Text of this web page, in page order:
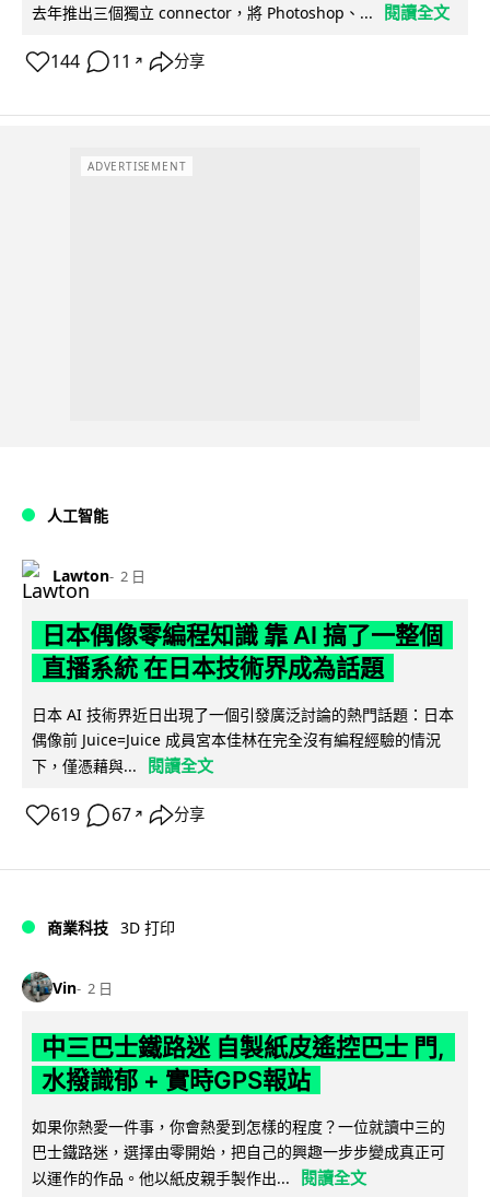
去年推出三個獨立 connector，將 Photoshop、...
閱讀全文
144 11 ↗ 分享
ADVERTISEMENT
人工智能
Lawton 2 日
日本偶像零編程知識 靠 AI 搞了一整個
直播系統 在日本技術界成為話題
日本 AI 技術界近日出現了一個引發廣泛討論的熱門話題：日本
偶像前 Juice=Juice 成員宮本佳林在完全沒有編程經驗的情況
下，僅憑藉與...
閱讀全文
619 67 ↗ 分享
商業科技 3D 打印
Vin 2 日
中三巴士鐵路迷 自製紙皮遙控巴士 門,
水撥識郁 + 實時GPS報站
如果你熱愛一件事，你會熱愛到怎樣的程度？一位就讀中三的
巴士鐵路迷，選擇由零開始，把自己的興趣一步步變成真正可
以運作的作品。他以紙皮親手製作出...
閱讀全文